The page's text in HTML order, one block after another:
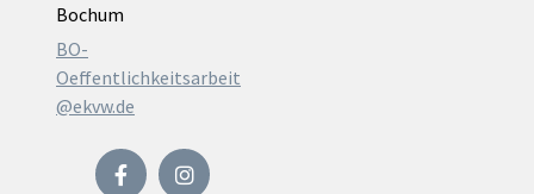
Bochum
BO-
Oeffentlichkeitsarbeit
@ekvw.de